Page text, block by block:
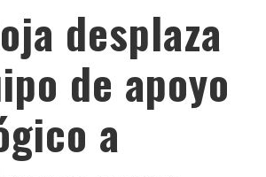
desplaza
de apoyo
a